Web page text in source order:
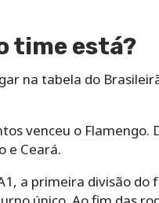
time está?
na tabela do
venceu o
e Ceará.
a primeira divisão